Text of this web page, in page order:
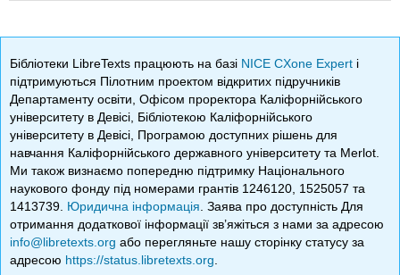
Бібліотеки LibreTexts працюють на базі NICE CXone Expert і
підтримуються Пілотним проектом відкритих підручників
Департаменту освіти, Офісом проректора Каліфорнійського
університету в Девісі, Бібліотекою Каліфорнійського
університету в Девісі, Програмою доступних рішень для
навчання Каліфорнійського державного університету та Merlot.
Ми також визнаємо попередню підтримку Національного
наукового фонду під номерами грантів 1246120, 1525057 та
1413739. Юридична інформація . Заява про доступність Для
отримання додаткової інформації зв’яжіться з нами за адресою
info@libretexts.org або перегляньте нашу сторінку статусу за
адресою https://status.libretexts.org